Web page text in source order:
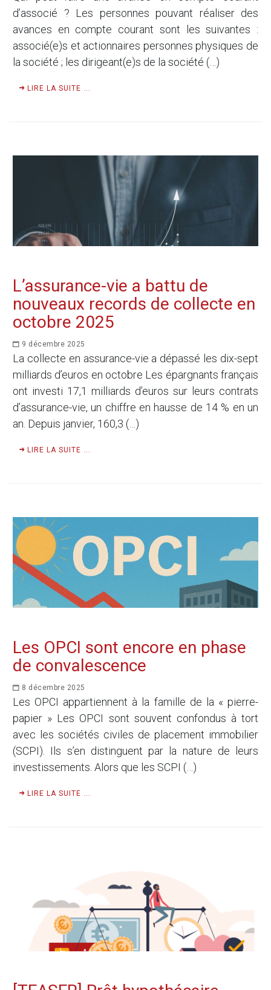
d’associé ? Les personnes pouvant réaliser des
avances en compte courant sont les suivantes :
associé(e)s et actionnaires personnes physiques de
la société ; les dirigeant(e)s de la société (…)
LIRE LA SUITE ...
L’assurance-vie a battu de
nouveaux records de collecte en
octobre 2025
9 décembre 2025
La collecte en assurance-vie a dépassé les dix-sept
milliards d’euros en octobre Les épargnants français
ont investi 17,1 milliards d’euros sur leurs contrats
d’assurance-vie, un chiffre en hausse de 14 % en un
an. Depuis janvier, 160,3 (…)
LIRE LA SUITE ...
Les OPCI sont encore en phase
de convalescence
8 décembre 2025
Les OPCI appartiennent à la famille de la « pierre-
papier » Les OPCI sont souvent confondus à tort
avec les sociétés civiles de placement immobilier
(SCPI). Ils s’en distinguent par la nature de leurs
investissements. Alors que les SCPI (…)
LIRE LA SUITE ...